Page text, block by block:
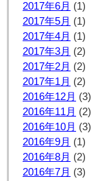
2017年6月 (1)
2017年5月 (1)
2017年4月 (1)
2017年3月 (2)
2017年2月 (2)
2017年1月 (2)
2016年12月 (3)
2016年11月 (2)
2016年10月 (3)
2016年9月 (1)
2016年8月 (2)
2016年7月 (3)